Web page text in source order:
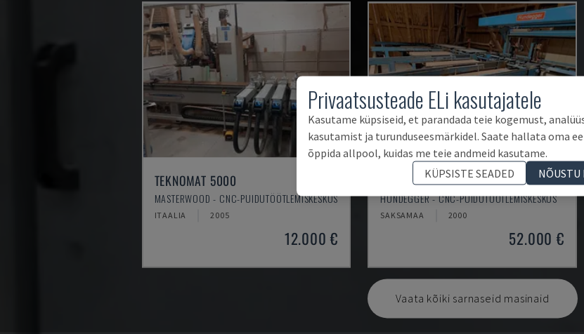
TEKNOMAT 5000
MASTERWOOD - CNC-PUIDUTÖÖTLEMISKESKUS
ITAALIA 2005
12.000 €
HUNDEGGER - CNC-PUIDUTÖÖTLEMISKESKUS
SAKSAMAA 2000
52.000 €
Vaata kõiki sarnaseid masinaid
Privaatsusteade ELi kasutajatele
Kasutame küpsiseid, et parandada teie kogemust,
kasutamist ja turunduseesmärkidel. Saate hallata oma
õppida allpool, kuidas me teie andmeid kasutame.
KÜPSISTE SEADED
NÕUSTU